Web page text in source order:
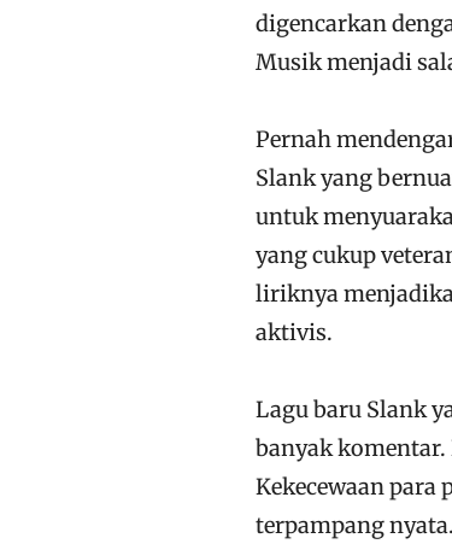
digencarkan
Musik menjadi
Pernah
Slank yang
untuk
yang cukup
liriknya
aktivis.
Lagu baru Slank
banyak
Kekecewaan para
terpampang